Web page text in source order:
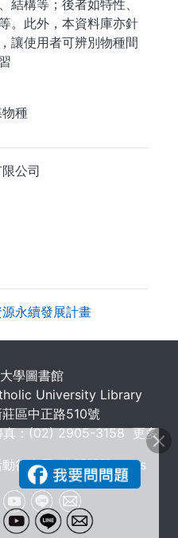
結構等；後者如特性、
。此外，本資料庫亦針
讓使用者可辨別物種間
種
公司
永續發展計畫
學圖書館
University Library
區中正路510號
：(02) 2905-3158更多
動行事曆 常問問題 FAQs